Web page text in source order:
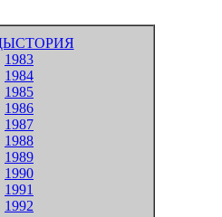
1983
1984
1985
1986
1987
1988
1989
1990
1991
1992